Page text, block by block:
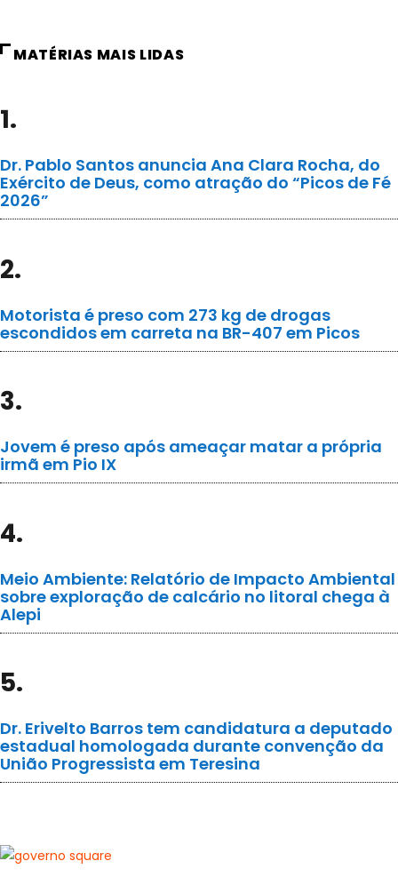
MATÉRIAS MAIS LIDAS
1.
Dr. Pablo Santos anuncia Ana Clara Rocha, do
Exército de Deus, como atração do “Picos de Fé
2026”
2.
Motorista é preso com 273 kg de drogas
escondidos em carreta na BR-407 em Picos
3.
Jovem é preso após ameaçar matar a própria
irmã em Pio IX
4.
Meio Ambiente: Relatório de Impacto Ambiental
sobre exploração de calcário no litoral chega à
Alepi
5.
Dr. Erivelto Barros tem candidatura a deputado
estadual homologada durante convenção da
União Progressista em Teresina